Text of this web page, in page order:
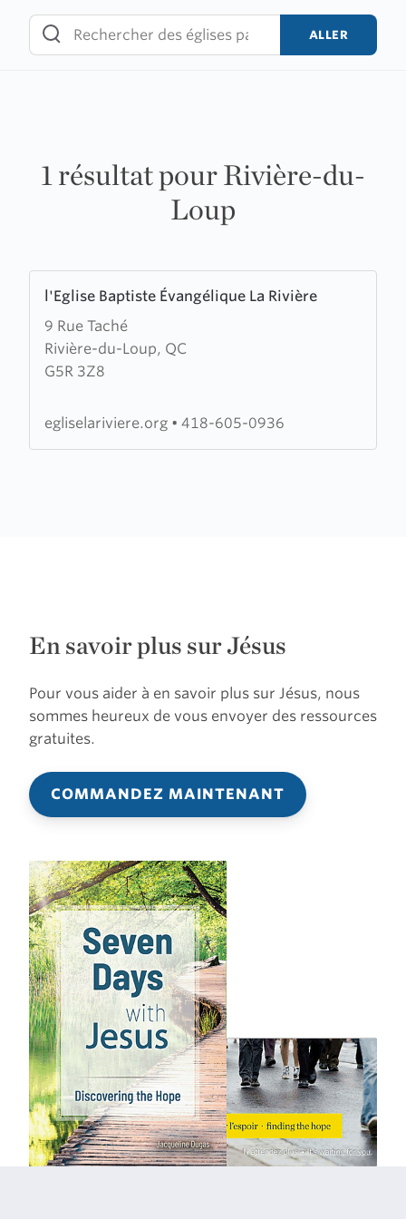
content
ALLER
1 résultat pour Rivière-du-
Loup
l'Eglise Baptiste Évangélique La Rivière
9 Rue Taché
Rivière-du-Loup, QC
G5R 3Z8
more
about
l'Eglise
Baptiste
egliselariviere.org • 418-605-0936
En savoir plus sur Jésus
Pour vous aider à en savoir plus sur Jésus, nous
sommes heureux de vous envoyer des ressources
gratuites.
COMMANDEZ MAINTENANT